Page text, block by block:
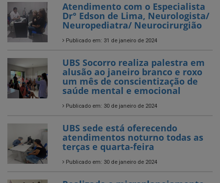
Atendimento com o Especialista
Dr° Edson de Lima, Neurologista/
Neuropediatra/ Neurocirurgião
Publicado em: 31 de janeiro de 2024
UBS Socorro realiza palestra em
alusão ao janeiro branco e roxo
um mês de conscientização de
saúde mental e emocional
Publicado em: 30 de janeiro de 2024
UBS sede está oferecendo
atendimentos noturno todas as
terças e quarta-feira
Publicado em: 30 de janeiro de 2024